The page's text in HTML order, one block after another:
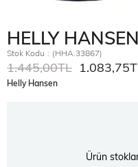
HELLY
Stok Kodu (HHA.33867)
1.445,00TL
Helly Hansen
Ürün